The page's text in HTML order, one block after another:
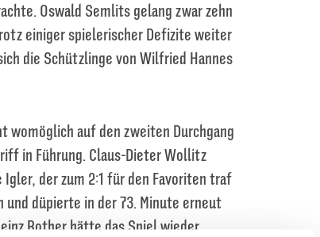
Oswald Semlits gelang zwar zehn
einiger spielerischer Defizite weiter
die Schützlinge von Wilfried Hannes
womöglich auf den zweiten Durchgang
in Führung. Claus-Dieter Wollitz
der zum 2:1 für den Favoriten traf
düpierte in der 73. Minute erneut
Rother hätte das Spiel wieder